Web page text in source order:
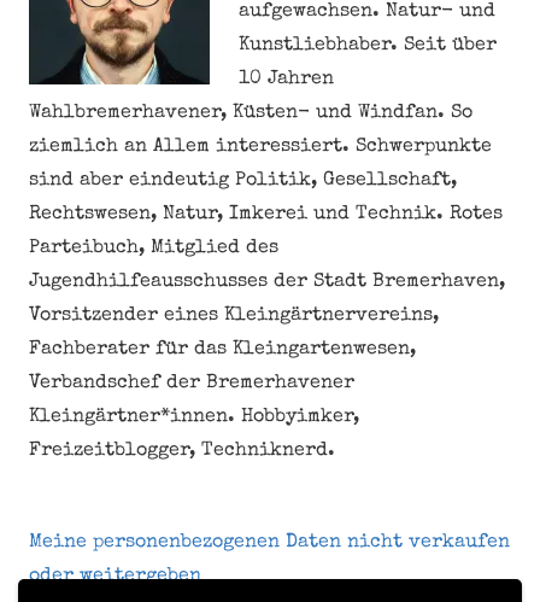
aufgewachsen. Natur- und
Kunstliebhaber. Seit über
10 Jahren
Wahlbremerhavener, Küsten- und Windfan. So
ziemlich an Allem interessiert. Schwerpunkte
sind aber eindeutig Politik, Gesellschaft,
Rechtswesen, Natur, Imkerei und Technik. Rotes
Parteibuch, Mitglied des
Jugendhilfeausschusses der Stadt Bremerhaven,
Vorsitzender eines Kleingärtnervereins,
Fachberater für das Kleingartenwesen,
Verbandschef der Bremerhavener
Kleingärtner*innen. Hobbyimker,
Freizeitblogger, Techniknerd.
Meine personenbezogenen Daten nicht verkaufen
oder weitergeben